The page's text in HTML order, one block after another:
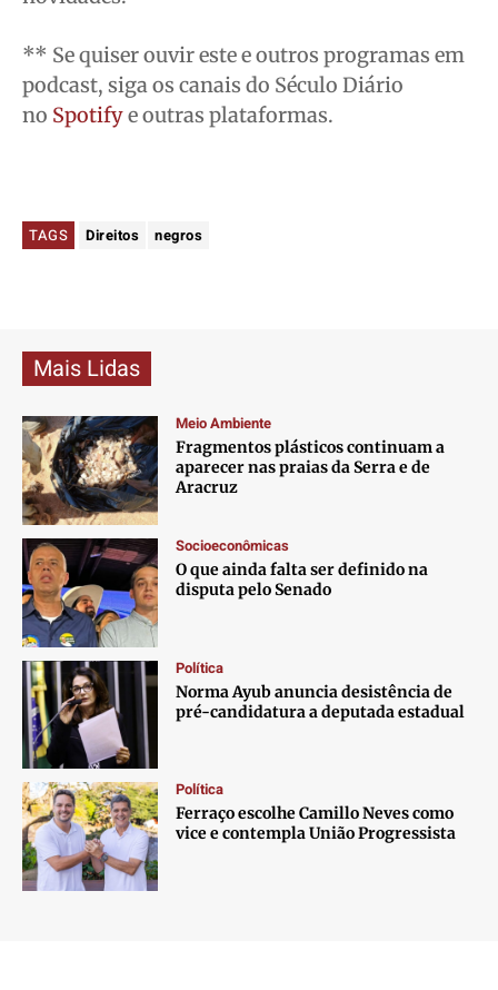
** Se quiser ouvir este e outros programas em
podcast, siga os canais do Século Diário
no Spotifye outras plataformas.
TAGS Direitos negros
Mais Lidas
Meio Ambiente
Fragmentos plásticos continuam a
aparecer nas praias da Serra e de
Aracruz
Socioeconômicas
O que ainda falta ser definido na
disputa pelo Senado
Política
Norma Ayub anuncia desistência de
pré-candidatura a deputada estadual
Política
Ferraço escolhe Camillo Neves como
vice e contempla União Progressista